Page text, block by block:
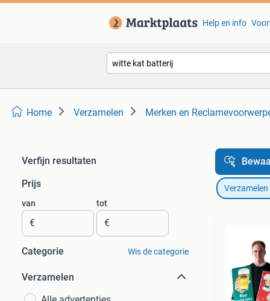
Help en info
Home Verzamelen Merken en
Verfijn resultaten
Prijs
van
€
tot
€
Categorie Wis de categorie
Verzamelen
Verzamelen